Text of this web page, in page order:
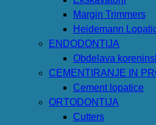
Margin Trimmers
Heidemann
ENDODONTIJA
Obdelava
CEMENTIRANJE IN
Cement lopatice
ORTODONTIJA
Cutters